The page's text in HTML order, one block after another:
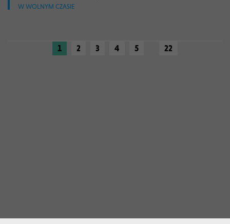
W WOLNYM CZASIE
1 2 3 4 5 22